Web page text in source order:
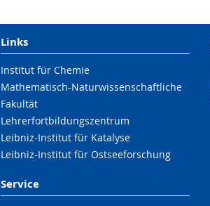
Links
Institut für Chemie
Mathematisch-Naturwissenschaftliche
Fakultät
Lehrerfortbildungszentrum
Leibniz-Institut für Katalyse
Leibniz-Institut für Ostseeforschung
Service